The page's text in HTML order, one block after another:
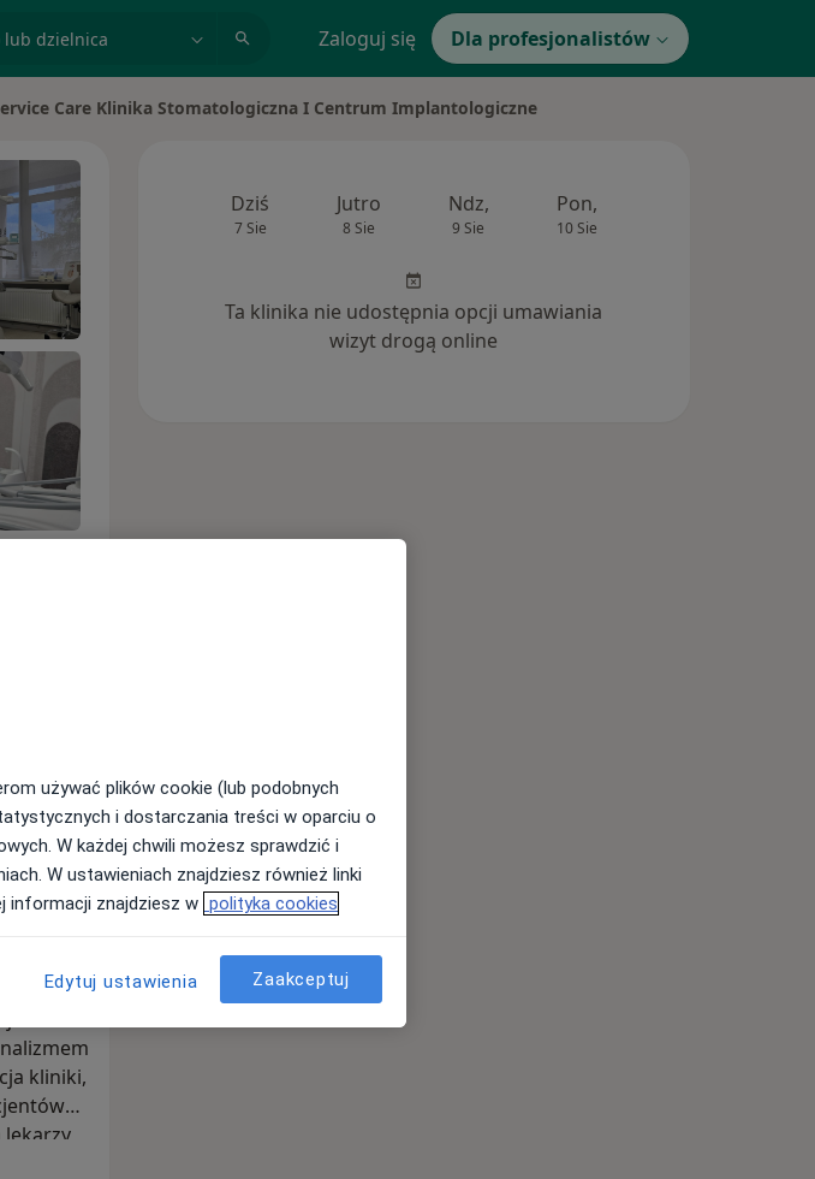
Zaloguj się Dla profesjonalistów
Care Klinika Stomatologiczna I Centrum Implantologiczne
i
kliniki,
lekarzy
Dziś
7 Sie
Jutro
8 Sie
Ndz,
9 Sie
Pon,
10 Sie
Ta klinika nie udostępnia opcji umawiania
wizyt drogą online
używać plików cookie (lub podobnych
i dostarczania treści w oparciu o
W każdej chwili możesz sprawdzić i
W ustawieniach znajdziesz również linki
informacji znajdziesz w polityka cookies
Edytuj ustawienia Zaakceptuj